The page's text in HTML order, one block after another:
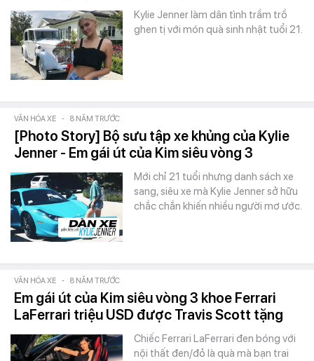
Kylie Jenner làm dân tình trầm trồ
ghen tị với món quà sinh nhật tuổi 21.
VĂN HÓA XE - 8 NĂM TRƯỚC
[Photo Story] Bộ sưu tập xe khủng của Kylie
Jenner - Em gái út của Kim siêu vòng 3
Mới chỉ 21 tuổi nhưng danh sách xe
sang, siêu xe mà Kylie Jenner sở hữu
chắc chắn khiến nhiều người mơ ước.
VĂN HÓA XE - 8 NĂM TRƯỚC
Em gái út của Kim siêu vòng 3 khoe Ferrari
LaFerrari triệu USD được Travis Scott tặng
Chiếc Ferrari LaFerrari đen bóng với
nội thất đen/đỏ là quà mà bạn trai